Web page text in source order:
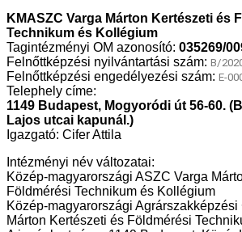
KMASZC Varga Márton Kertészeti és
Technikum és Kollégium
Tagintézményi OM azonosító: 035269/
Felnőttképzési nyilvántartási szám: B/
Felnőttképzési engedélyezési szám: E-
Telephely címe:
1149 Budapest, Mogyoródi út 56-60.
Lajos utcai kapunál.)
Igazgató: Cifer Attila
Intézményi név változatai:
Közép-magyarországi ASZC Varga
Földmérési Technikum és Kollégium
Közép-magyarországi Agrárszakképzési
Márton Kertészeti és Földmérési